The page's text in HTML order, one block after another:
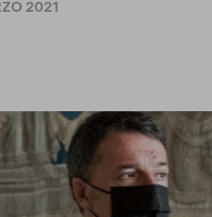
2021